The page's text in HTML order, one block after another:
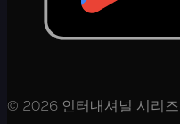
© 2026 인터내셔널 시리